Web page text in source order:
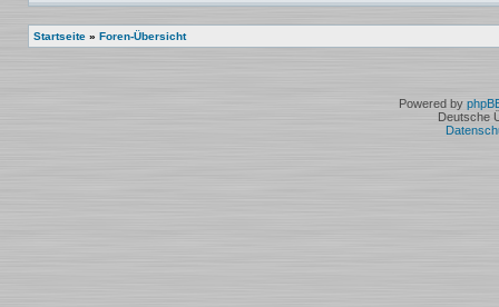
Startseite » Foren-Übersicht
Powered by
Deutsche